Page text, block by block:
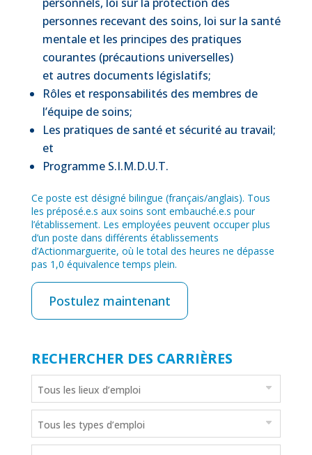
personnes recevant des soins, loi sur la santé
mentale et les principes des pratiques
courantes (précautions universelles)
et autres documents législatifs;
Rôles et responsabilités des membres de
l’équipe de soins;
Les pratiques de santé et sécurité au travail;
et
Programme S.I.M.D.U.T.
Ce poste est désigné bilingue (français/anglais). Tous
les préposé.e.s aux soins sont embauché.e.s pour
l’établissement. Les employées peuvent occuper plus
d’un poste dans différents établissements
d’Actionmarguerite, où le total des heures ne dépasse
pas 1,0 équivalence temps plein.
Postulez maintenant
RECHERCHER DES CARRIÈRES